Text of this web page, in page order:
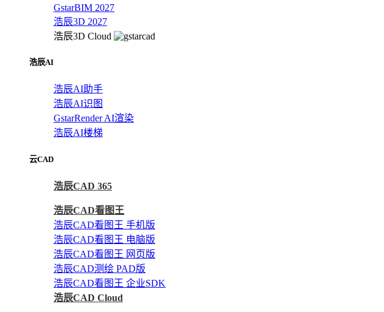
GstarBIM 2027
浩辰3D 2027
浩辰3D Cloud
浩辰AI
浩辰AI助手
浩辰AI识图
GstarRender AI渲染
浩辰AI楼梯
云CAD
浩辰CAD 365
浩辰CAD看图王
浩辰CAD看图王 手机版
浩辰CAD看图王 电脑版
浩辰CAD看图王 网页版
浩辰CAD测绘 PAD版
浩辰CAD看图王 企业SDK
浩辰CAD Cloud